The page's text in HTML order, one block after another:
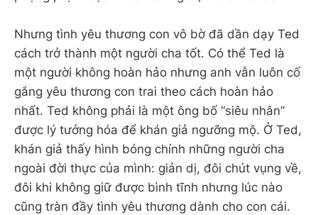
Nhưng tình yêu thương con vô bờ đã dần dạy Ted
cách trở thành một người cha tốt. Có thể Ted là
một người không hoàn hảo nhưng anh vẫn luôn cố
gắng yêu thương con trai theo cách hoàn hảo
nhất. Ted không phải là một ông bố “siêu nhân”
được lý tưởng hóa để khán giả ngưỡng mộ. Ở Ted,
khán giả thấy hình bóng chính những người cha
ngoài đời thực của mình: giản dị, đôi chút vụng về,
đôi khi không giữ được bình tĩnh nhưng lúc nào
cũng tràn đầy tình yêu thương dành cho con cái.